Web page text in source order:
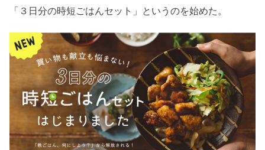
「３日分の時短ごはんセット」というのを始めた。